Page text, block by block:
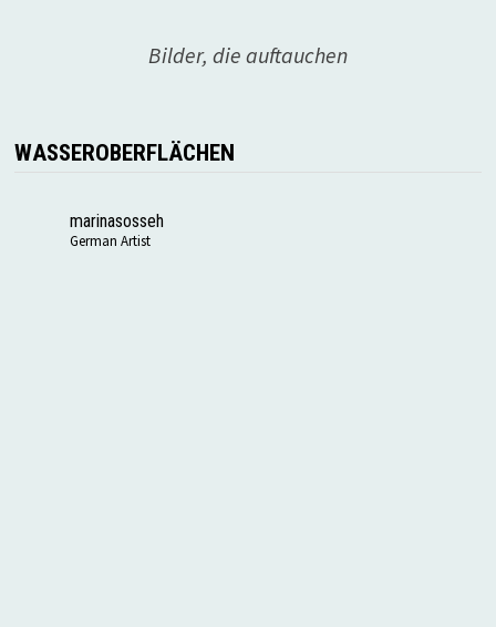
Bilder, die auftauchen
WASSEROBERFLÄCHEN
marinasosseh
German Artist